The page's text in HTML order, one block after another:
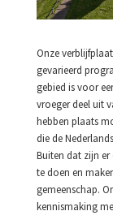
Onze
gevarieerd
gebied is voor
vroeger deel uit
hebben plaats
die de
Buiten dat zijn
te doen en
gemeenschap.
kennismaking